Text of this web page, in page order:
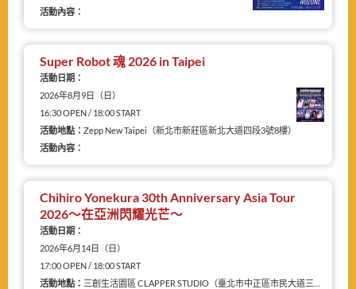
活動內容：
Super Robot 魂 2026 in Taipei
活動日期：
2026年8月9日（日）
16:30 OPEN / 18:00 START
活動地點： Zepp New Taipei（新北市新莊區新北大道四段3號8樓）
活動內容：
Chihiro Yonekura 30th Anniversary Asia Tour
2026〜在亞洲閃耀光芒〜
活動日期：
2026年6月14日（日）
17:00 OPEN / 18:00 START
活動地點： 三創生活園區 CLAPPER STUDIO（臺北市中正區市民大道三段2號5樓）